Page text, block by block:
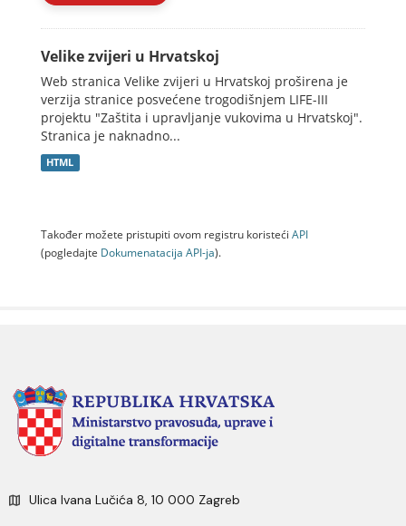
Velike zvijeri u Hrvatskoj
Web stranica Velike zvijeri u Hrvatskoj proširena je
verzija stranice posvećene trogodišnjem LIFE-III
projektu "Zaštita i upravljanje vukovima u Hrvatskoj".
Stranica je naknadno...
HTML
Također možete pristupiti ovom registru koristeći API
(pogledajte Dokumenаtаcijа API-jа).